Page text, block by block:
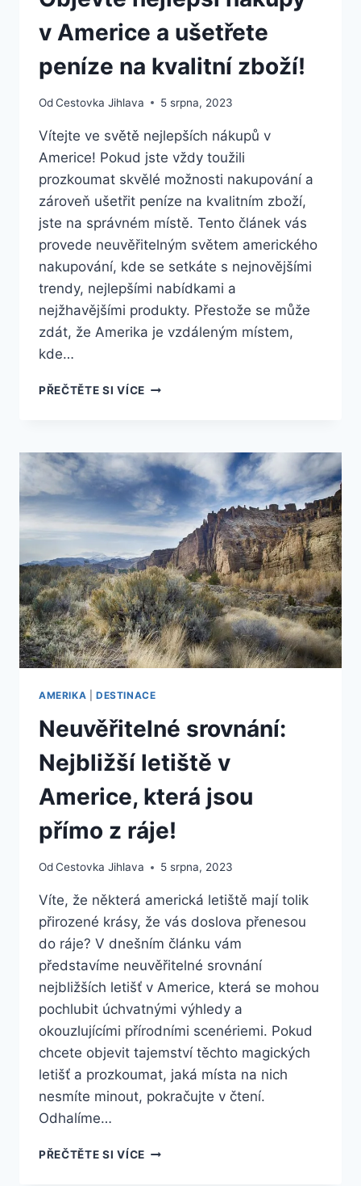
v Americe a ušetřete
peníze na kvalitní zboží!
OdCestovka Jihlava 5 srpna, 2023
Vítejte ve světě nejlepších nákupů v
Americe! Pokud jste vždy toužili
prozkoumat skvělé možnosti nakupování a
zároveň ušetřit peníze na kvalitním zboží,
jste na správném místě. Tento článek vás
provede neuvěřitelným světem amerického
nakupování, kde se setkáte s nejnovějšími
trendy, nejlepšími nabídkami a
nejžhavějšími produkty. Přestože se může
zdát, že Amerika je vzdáleným místem,
kde…
PŘEČTĚTE SI VÍCEOBJEVTE
AMERICE
UŠETŘETE
PENÍZE
NA
KVALITNÍ
ZBOŽÍ!
AMERIKA DESTINACE
Neuvěřitelné srovnání:
Nejbližší letiště v
Americe, která jsou
přímo z ráje!
OdCestovka Jihlava 5 srpna, 2023
Víte, že některá americká letiště mají tolik
přirozené krásy, že vás doslova přenesou
do ráje? V dnešním článku vám
představíme neuvěřitelné srovnání
nejbližších letišť v Americe, která se mohou
pochlubit úchvatnými výhledy a
okouzlujícími přírodními scenériemi. Pokud
chcete objevit tajemství těchto magických
letišť a prozkoumat, jaká místa na nich
nesmíte minout, pokračujte v čtení.
Odhalíme…
PŘEČTĚTE SI VÍCENEUVĚŘITELNÉ